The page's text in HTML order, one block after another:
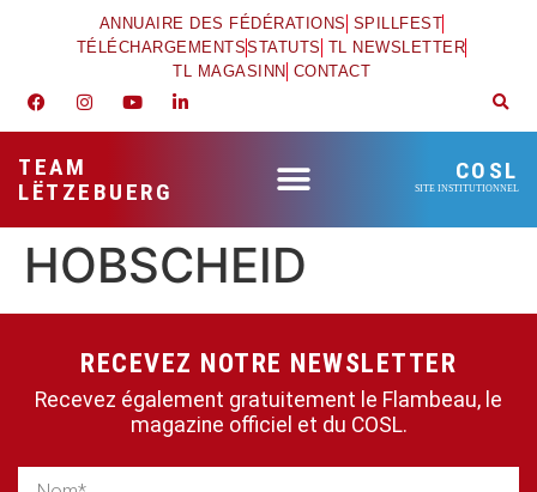
ANNUAIRE DES FÉDÉRATIONS SPILLFEST
TÉLÉCHARGEMENTSSTATUTS TL NEWSLETTER
TL MAGASINN CONTACT
TEAM
LËTZEBUERG
COSL
SITE INSTITUTIONNEL
HOBSCHEID
RECEVEZ NOTRE NEWSLETTER
Recevez également gratuitement le Flambeau, le
magazine officiel et du COSL.